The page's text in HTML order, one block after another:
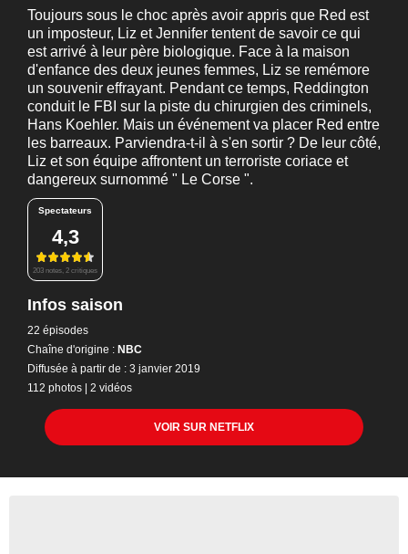
Toujours sous le choc après avoir appris que Red est
un imposteur, Liz et Jennifer tentent de savoir ce qui
est arrivé à leur père biologique. Face à la maison
d'enfance des deux jeunes femmes, Liz se remémore
un souvenir effrayant. Pendant ce temps, Reddington
conduit le FBI sur la piste du chirurgien des criminels,
Hans Koehler. Mais un événement va placer Red entre
les barreaux. Parviendra-t-il à s'en sortir ? De leur côté,
Liz et son équipe affrontent un terroriste coriace et
dangereux surnommé " Le Corse ".
Spectateurs
4,3
203 notes, 2 critiques
Infos saison
22 épisodes
Chaîne d'origine : NBC
Diffusée à partir de : 3 janvier 2019
112 photos | 2 vidéos
VOIR SUR NETFLIX